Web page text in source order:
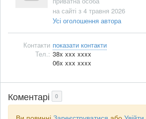
на сайті з 4 травня 2026
Усі оголошення автора
Контакти показати контакти
Тел.: 38x xxx xxxx
06x xxx xxxx
Коментарі 0